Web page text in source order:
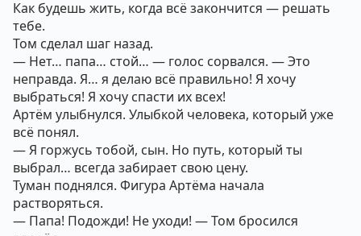
Как будешь жить, когда всё закончится — решать
тебе.
Том сделал шаг назад.
— Нет… папа… стой… — голос сорвался. — Это
неправда. Я… я делаю всё правильно! Я хочу
выбраться! Я хочу спасти их всех!
Артём улыбнулся. Улыбкой человека, который уже
всё понял.
— Я горжусь тобой, сын. Но путь, который ты
выбрал… всегда забирает свою цену.
Туман поднялся. Фигура Артёма начала
растворяться.
— Папа! Подожди! Не уходи! — Том бросился